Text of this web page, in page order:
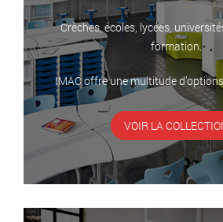
Crèches, écoles, lycées,
formation.
IMAC offre une multitude
VOIR LA